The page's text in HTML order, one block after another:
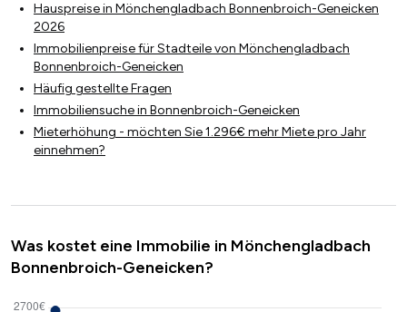
Hauspreise in Mönchengladbach Bonnenbroich-Geneicken
2026
Immobilienpreise für Stadteile von Mönchengladbach
Bonnenbroich-Geneicken
Häufig gestellte Fragen
Immobiliensuche in Bonnenbroich-Geneicken
Mieterhöhung - möchten Sie 1.296€ mehr Miete pro Jahr
einnehmen?
Was kostet eine Immobilie in Mönchengladbach
Bonnenbroich-Geneicken?